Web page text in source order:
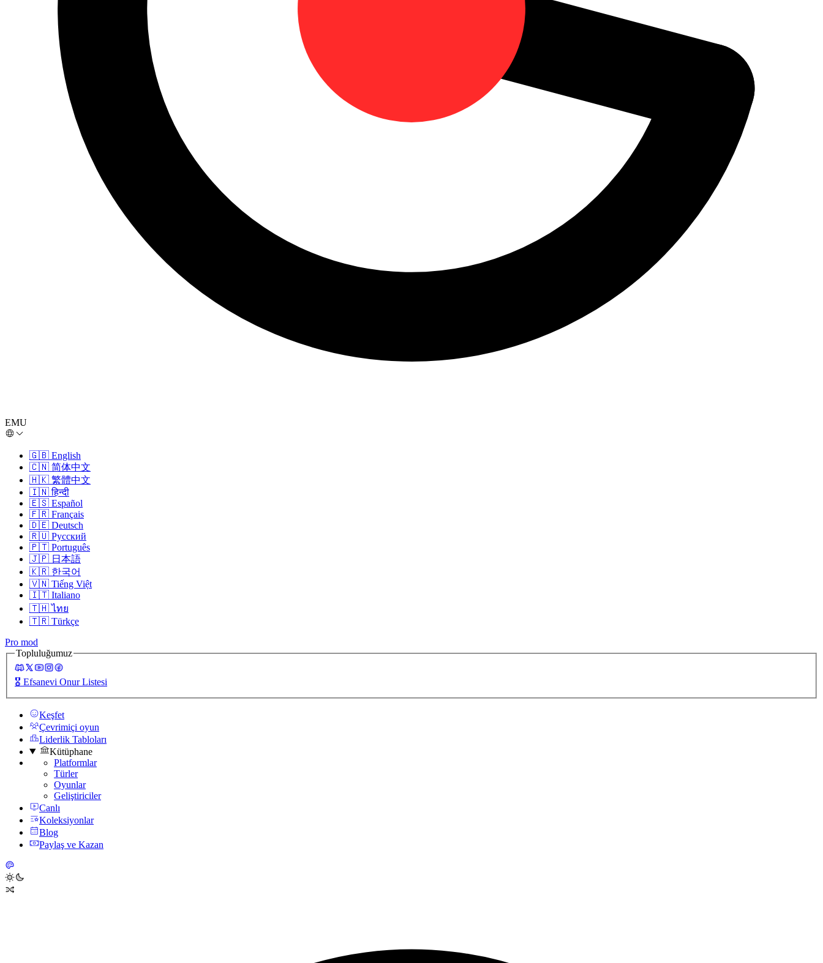
EMU
🇬🇧 English
🇨🇳 简体中文
🇭🇰 繁體中文
🇮🇳 हिन्दी
🇪🇸 Español
🇫🇷 Français
🇩🇪 Deutsch
🇷🇺 Русский
🇵🇹 Português
🇯🇵 日本語
🇰🇷 한국어
🇻🇳 Tiếng Việt
🇮🇹 Italiano
🇹🇭 ไทย
🇹🇷 Türkçe
Pro mod
Topluluğumuz
🎖️ Efsanevi Onur Listesi
Keşfet
Çevrimiçi oyun
Liderlik Tabloları
Kütüphane
Platformlar
Türler
Oyunlar
Geliştiriciler
Canlı
Koleksiyonlar
Blog
Paylaş ve Kazan